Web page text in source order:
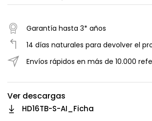
Garantía hasta 3* años
14 días naturales para devolver el
Envíos rápidos en más de 10.000
Ver descargas
HD16TB-S-AI_Ficha